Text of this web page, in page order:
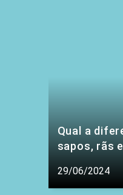
Qual a
sapos, rãs
29/06/2024